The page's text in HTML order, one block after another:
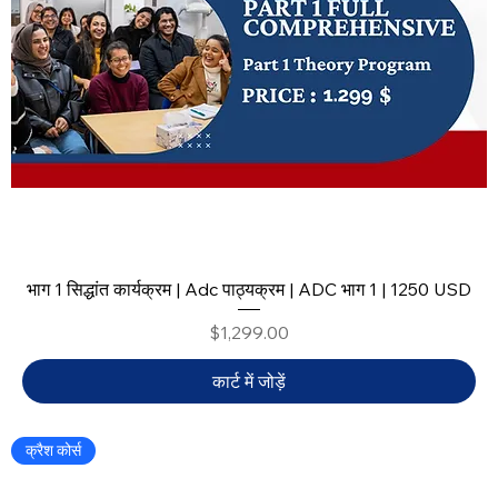
भाग 1 सिद्धांत कार्यक्रम | Adc पाठ्यक्रम | ADC भाग 1 | 1250 USD
मूल्य
$1,299.00
कार्ट में जोड़ें
क्रैश कोर्स